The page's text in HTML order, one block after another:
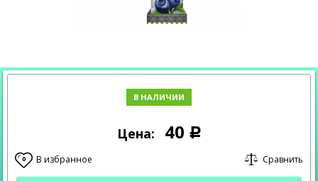
В НАЛИЧИИ
Цена: 40 Р
0 В избранное Сравнить